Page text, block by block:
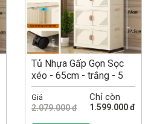
Tủ Nhựa Gấp Gọn Sọc
xéo - 65cm - trắng - 5
tầng
Giá
2.079.000 đ
Chỉ còn
1.599.000 đ